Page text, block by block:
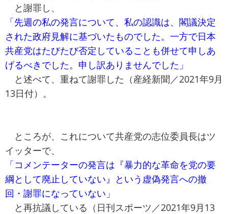
と謝罪し、
「先週の私の発言について、私の認識は、閣議決定
された政府見解に基づいたものでした。一方で日本
共産党はたびたび否定していることも併せて申しあ
げるべきでした。申し訳ありませんでした」
と述べて、重ねて謝罪した（産経新聞／2021年9月
13日付）。
ところが、これについて共産党の志位委員長はツ
イッターで、
「コメンテーターの発言は『暴力的な革命を党の要
綱として廃止していない』という虚偽発言への撤
回・謝罪になっていない」
と再抗議している（日刊スポーツ／2021年9月13